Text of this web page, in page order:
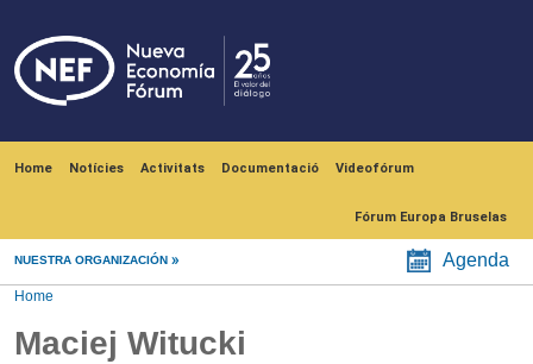
Home Notícies Activitats Documentació Videofórum
Fórum Europa Bruselas
NUESTRA ORGANIZACIÓN Agenda
Home
Maciej Witucki